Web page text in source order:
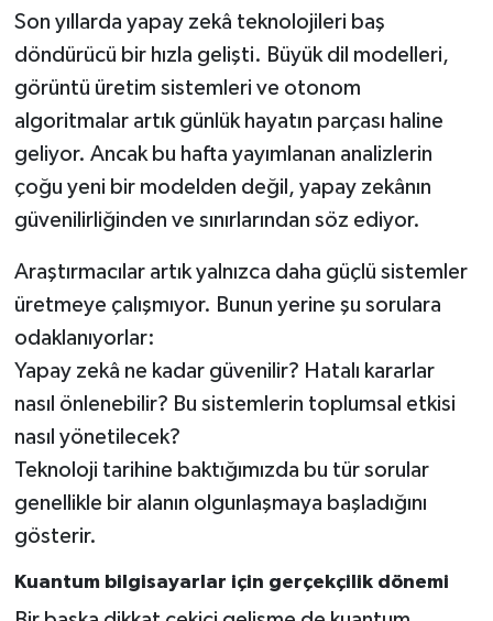
Son yıllarda yapay zekâ teknolojileri baş
döndürücü bir hızla gelişti. Büyük dil modelleri,
görüntü üretim sistemleri ve otonom
algoritmalar artık günlük hayatın parçası haline
geliyor. Ancak bu hafta yayımlanan analizlerin
çoğu yeni bir modelden değil, yapay zekânın
güvenilirliğinden ve sınırlarından söz ediyor.
Araştırmacılar artık yalnızca daha güçlü sistemler
üretmeye çalışmıyor. Bunun yerine şu sorulara
odaklanıyorlar:
Yapay zekâ ne kadar güvenilir? Hatalı kararlar
nasıl önlenebilir? Bu sistemlerin toplumsal etkisi
nasıl yönetilecek?
Teknoloji tarihine baktığımızda bu tür sorular
genellikle bir alanın olgunlaşmaya başladığını
gösterir.
Kuantum bilgisayarlar için gerçekçilik dönemi
Sonsöz Özel
Spor
Vasıta
Yaşam